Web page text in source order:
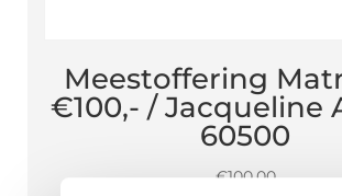
Meestoffering
€100,- / Jacqueline
60500
€100,00